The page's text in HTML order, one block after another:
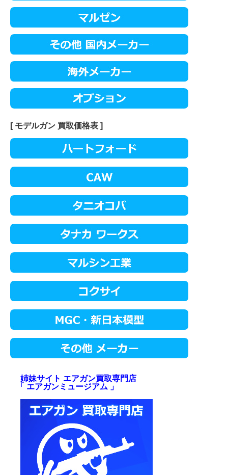
[ モデルガン 買取価格表 ]
姉妹サイト エアガン買取専門店
「 エアガンミュージアム 」